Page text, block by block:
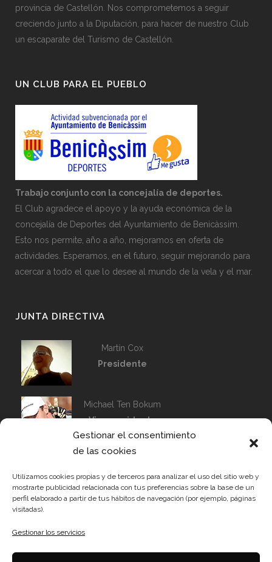
Gestionar el consentimiento
de las cookies
Utilizamos cookies propias y de terceros para analizar el uso del sitio web y
mostrarte publicidad relacionada con tus preferencias sobre la base de un
perfil elaborado a partir de tus hábitos de navegación (por ejemplo, páginas
visitadas).
Gestionar los servicios
provincia de Castellón. Nos comprometemos a seguir
creciendo junto a la Diputación, para hacer de nuestro Club
un escaparate del Turismo de Castellón.
UN CLUB PARA EL PUEBLO
Trabajo conjunto con la concejalía de deportes.
El Club agradece el apoyo y la ayuda económica de la
concejalía de Deportes del Ayuntamiento de Benicàssim.
Esto nos permite, año a año, mejoramos en oferta de
actividades. Esperamos, en el futuro, seguir mejorando para
acercar a todo el que lo desee al mundo de la vela y el mar.
JUNTA DIRECTIVA
Martín Cox
Presidente
Michael Ten Bokum
Vicepresidente
Capitán de Flota
Tesorero